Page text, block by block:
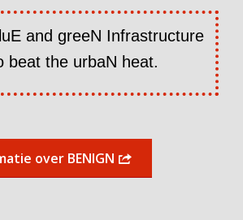
and greeN Infrastructure
beat the urbaN heat.
over BENIGN